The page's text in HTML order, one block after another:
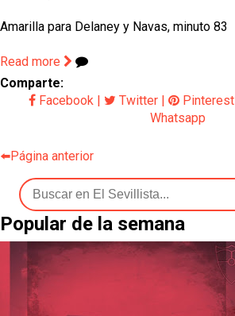
Amarilla para Delaney y Navas, minuto 83
Read more
Comparte:
Facebook | Twitter | Pinterest
Whatsapp
⬅️Página anterior
Popular de la semana